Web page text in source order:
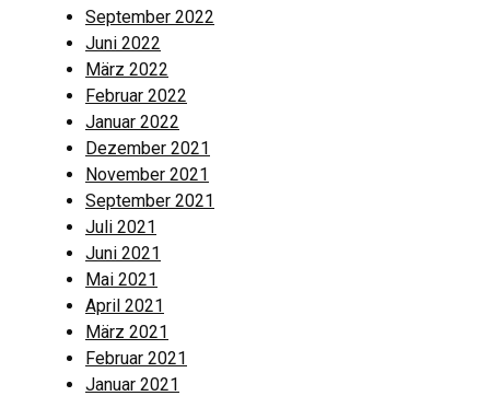
September 2022
Juni 2022
März 2022
Februar 2022
Januar 2022
Dezember 2021
November 2021
September 2021
Juli 2021
Juni 2021
Mai 2021
April 2021
März 2021
Februar 2021
Januar 2021